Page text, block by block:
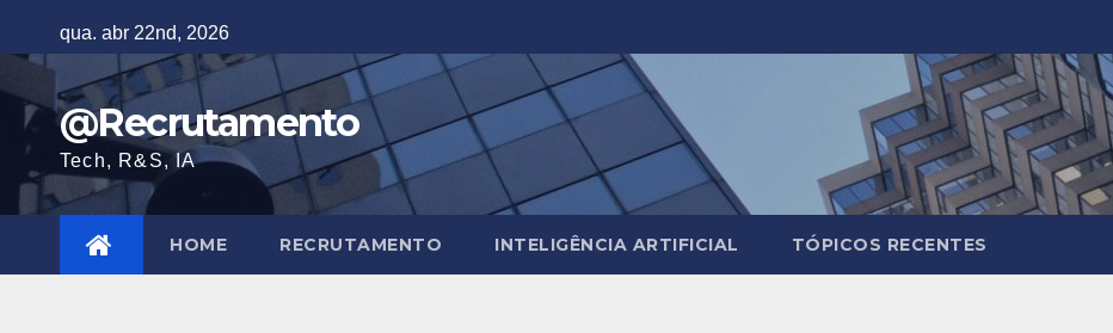
to
content
qua. abr 22nd, 2026
@Recrutamento
Tech, R&S, IA
HOME RECRUTAMENTO INTELIGÊNCIA ARTIFICIAL TÓPICOS RECENTES